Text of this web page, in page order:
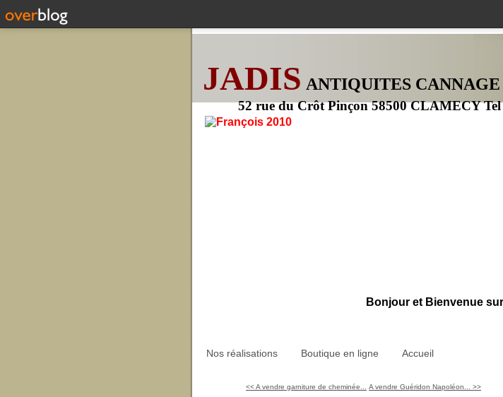
JADIS ANTIQUITES CANNAGE
52 rue du Crôt Pinçon 58500 CLAMECY Tel
Bonjour et Bienvenue
Nos réalisations Boutique en ligne Accueil
<< A vendre garniture de cheminée...
A vendre Guéridon Napoléon... >>